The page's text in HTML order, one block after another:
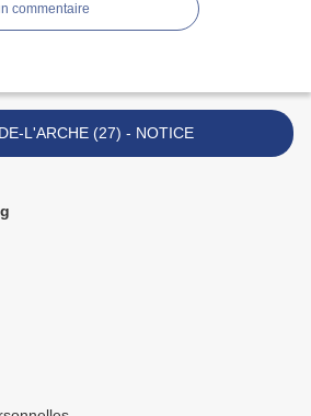
commentaire
DE-L'ARCHE (27) - NOTICE